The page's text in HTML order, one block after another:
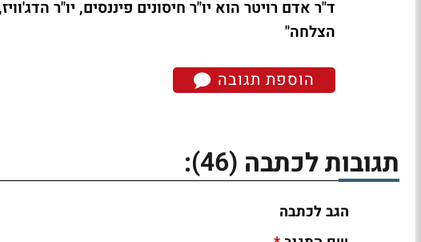
ד"ר אדם רויטר הוא יו"ר חיסונים פיננסים, יו"ר
הצלחה"
הוספת תגובה
תגובות לכתבה (46)
:
הגב לכתבה